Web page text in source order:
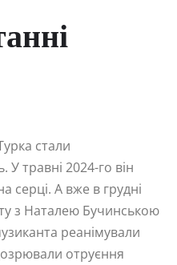
стали
У травні 2024-го він
серці. А вже в грудні
з Наталею Бучинською
реанімували
отруєння